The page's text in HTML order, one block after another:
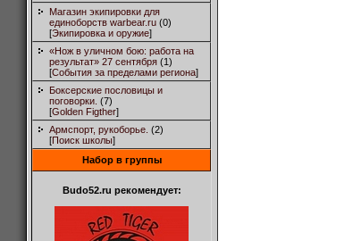
Магазин экипировки для
единоборств warbear.ru (0)
[Экипировка и оружие]
«Нож в уличном бою: работа на
результат» 27 сентября (1)
[События за пределами региона]
Боксерские пословицы и
поговорки. (7)
[Golden Figther]
Армспорт, рукоборье. (2)
[Поиск школы]
Набор в группы
Budo52.ru рекомендует: